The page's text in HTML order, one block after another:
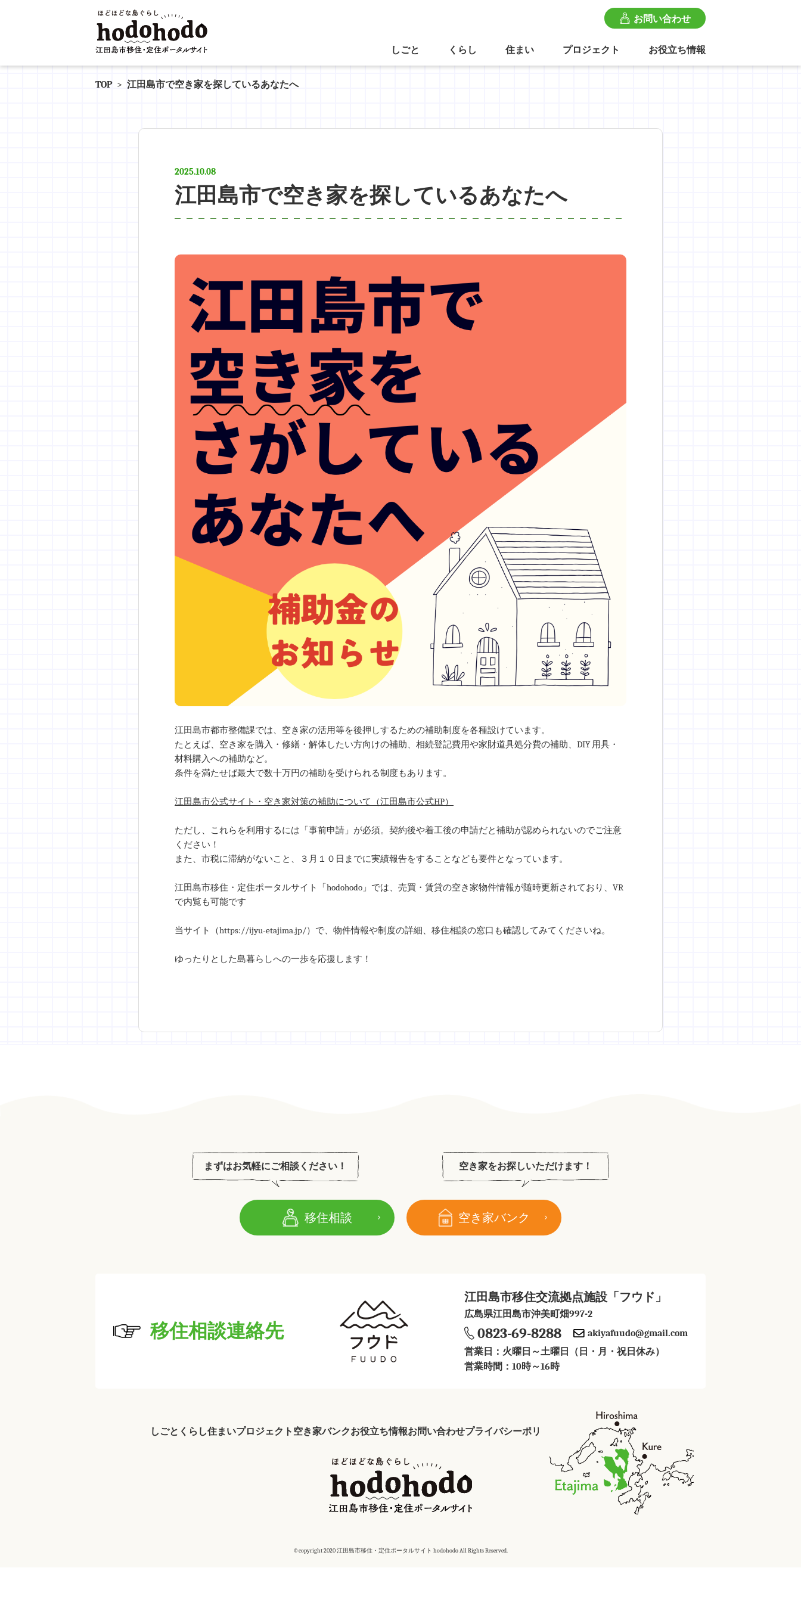
お問い合わせ
しごと くらし 住まい プロジェクト お役立ち情報
TOP> 江田島市で空き家を探しているあなたへ
2025.10.08
江田島市で空き家を探しているあなたへ
江田島市都市整備課では、空き家の活用等を後押しするための補助制度を各種設けています。
たとえば、空き家を購入・修繕・解体したい方向けの補助、相続登記費用や家財道具処分費の補助、DIY 用具・
材料購入への補助など。
条件を満たせば最大で数十万円の補助を受けられる制度もあります。
江田島市公式サイト・空き家対策の補助について（江田島市公式HP）
ただし、これらを利用するには「事前申請」が必須。契約後や着工後の申請だと補助が認められないのでご注意
ください！
また、市税に滞納がないこと、３月１０日までに実績報告をすることなども要件となっています。
江田島市移住・定住ポータルサイト「hodohodo」では、売買・賃貸の空き家物件情報が随時更新されており、VR
で内覧も可能です
当サイト（https://ijyu-etajima.jp/）で、物件情報や制度の詳細、移住相談の窓口も確認してみてくださいね。
ゆったりとした島暮らしへの一歩を応援します！
移住相談
まずはお気軽にご相談ください！
空き家バンク
空き家をお探しいただけます！
移住相談連絡先
江田島市移住交流拠点施設「フウド」
広島県江田島市沖美町畑997-2
0823-69-8288
akiyafuudo@gmail.com
営業日：火曜日～土曜日（日・月・祝日休み）
営業時間：10時～16時
しごと くらし住まいプロジェクト 空き家バンクお役立ち情報お問い合わせプライバシーポリシー
©copyright 2020 江田島市移住・定住ポータルサイト hodohodo All Rights Reserved.